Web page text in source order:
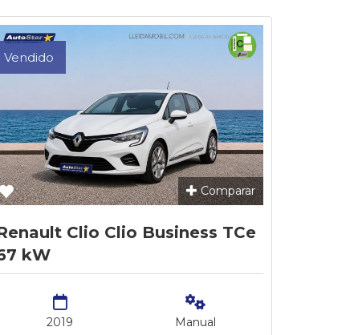
Vendido
Comparar
Clio Clio Business TCe
kW
2019 Manual